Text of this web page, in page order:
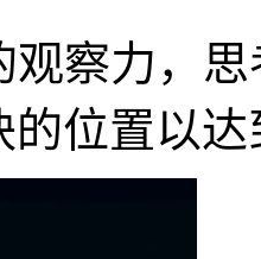
观察力，
的位置以